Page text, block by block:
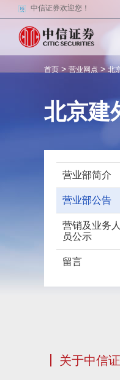
中信证券欢迎您！
首页 > 营业网点 >北
北京建
营业部简介
营业部公告
营销及业务人
员公示
留言
关于中信